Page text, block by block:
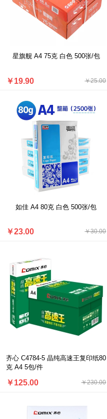
星旗舰 A4 75克 白色 500张/包
￥25.00
￥19.90
如佳 A4 80克 白色 500张/包
￥30.00
￥23.00
齐心 C4784-5 晶纯高速王复印纸80
克 A4 5包/件
￥230.00
￥125.00